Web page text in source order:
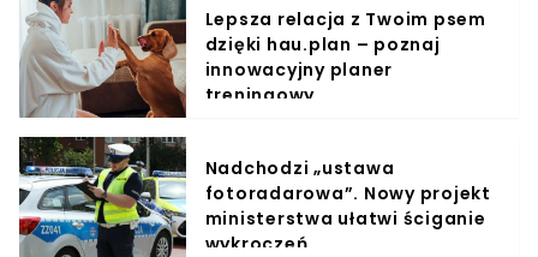
Lepsza relacja z Twoim psem
dzięki hau.plan – poznaj
innowacyjny planer
treningowy
Nadchodzi „ustawa
fotoradarowa”. Nowy projekt
ministerstwa ułatwi ściganie
wykroczeń